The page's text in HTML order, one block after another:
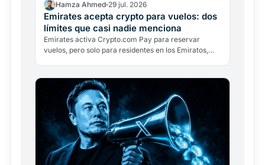
Hamza Ahmed 29 jul. 2026
Emirates acepta crypto para vuelos: dos
límites que casi nadie menciona
Emirates activa Crypto.com Pay para reservar
vuelos, pero solo para residentes en los Emiratos,